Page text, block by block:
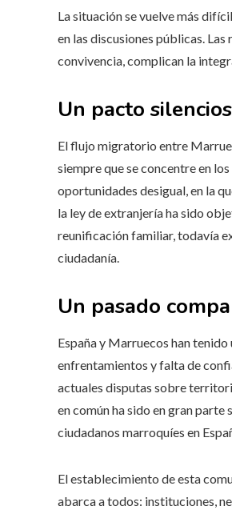
La situación se vuelve más
en las discusiones públicas.
convivencia, complican la
Un pacto
El flujo migratorio entre
siempre que se concentre en
oportunidades desigual, en la
la ley de extranjería ha sido
reunificación familiar, todavía
ciudadanía.
Un pasado
España y Marruecos han
enfrentamientos y falta de
actuales disputas sobre
en común ha sido en gran
ciudadanos marroquíes en
El establecimiento de esta
abarca a todos: instituciones,